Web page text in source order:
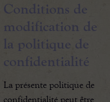
Conditions de
modification de
la politique de
confidentialité
La présente politique de
confidentialité peut être